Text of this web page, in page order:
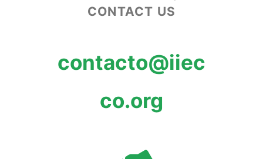
CONTACT US
contacto@iiec
co.org